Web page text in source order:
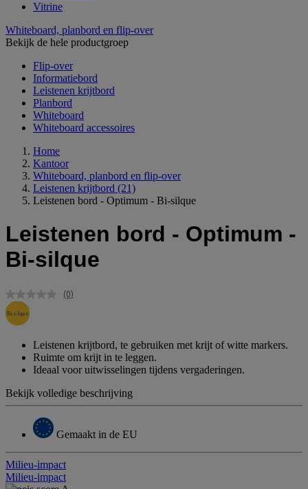
Vitrine
Whiteboard, planbord en flip-over
Bekijk de hele productgroep
Flip-over
Informatiebord
Leistenen krijtbord
Planbord
Whiteboard
Whiteboard accessoires
Home
Kantoor
Whiteboard, planbord en flip-over
Leistenen krijtbord (21)
Leistenen bord - Optimum - Bi-silque
Leistenen bord - Optimum -
Bi-silque
Geen
(0)
Leistenen krijtbord, te gebruiken met krijt of witte markers.
Ruimte om krijt in te leggen.
Ideaal voor uitwisselingen tijdens vergaderingen.
Bekijk volledige beschrijving
Gemaakt in de EU
Milieu-impact
Milieu-impact